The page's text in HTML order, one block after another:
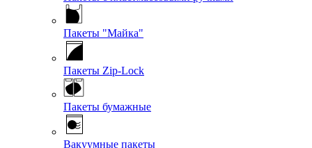
Пакеты "Майка"
Пакеты Zip-Lock
Пакеты бумажные
Вакуумные пакеты